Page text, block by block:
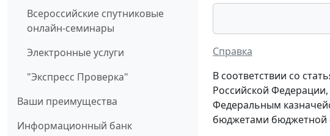
Всероссийские спутниковые
онлайн-семинары
Электронные услуги
"Экспресс Проверка"
Ваши преимущества
Информационный банк
Справка
В соответствии со
Российской Федерации,
Федеральным
бюджетами бюджетной